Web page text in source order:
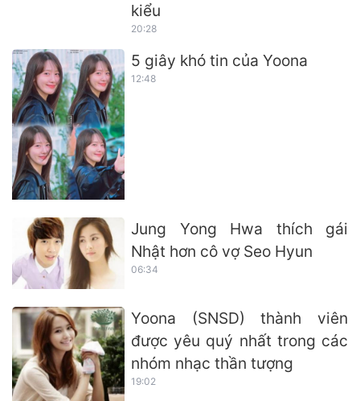
kiểu
20:28
5 giây khó tin của Yoona
12:48
Jung Yong Hwa thích gái
Nhật hơn cô vợ Seo Hyun
06:34
Yoona (SNSD) thành viên
được yêu quý nhất trong các
nhóm nhạc thần tượng
19:02